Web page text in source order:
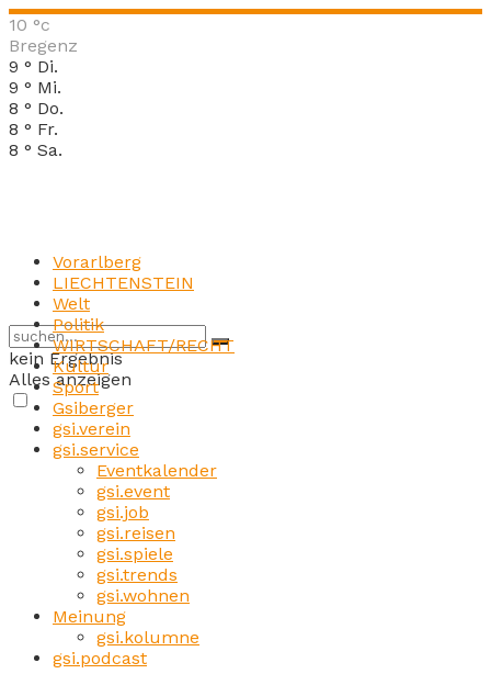
10 °c
Bregenz
9 ° Di.
9 ° Mi.
8 ° Do.
8 ° Fr.
8 ° Sa.
kein Ergebnis
Alles anzeigen
Vorarlberg
LIECHTENSTEIN
Welt
Politik
WIRTSCHAFT/RECHT
Kultur
Sport
Gsiberger
gsi.verein
gsi.service
Eventkalender
gsi.event
gsi.job
gsi.reisen
gsi.spiele
gsi.trends
gsi.wohnen
Meinung
gsi.kolumne
gsi.podcast